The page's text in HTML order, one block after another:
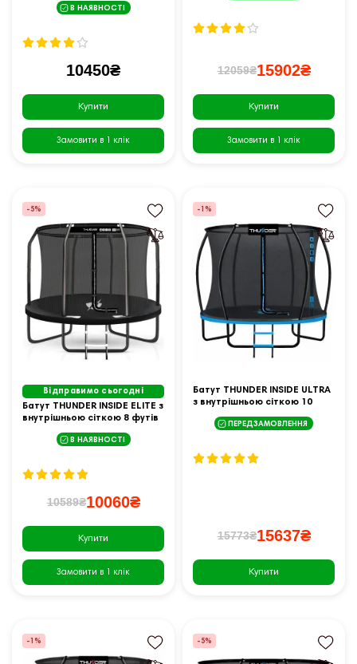
В НАЯВНОСТІ
10450₴
Купити
Замовити в 1 клік
12059₴15902₴
Купити
Замовити в 1 клік
-5%
Відправимо сьогодні
Батут THUNDER INSIDE ELITE з
внутрішньою сіткою 8 футів
В НАЯВНОСТІ
10589₴10060₴
Купити
Замовити в 1 клік
-1%
Батут THUNDER INSIDE ULTRA
з внутрішньою сіткою 10
блакитнийПЕРЕДЗАМОВЛЕННЯ
15773₴15637₴
Купити
-1% -5%